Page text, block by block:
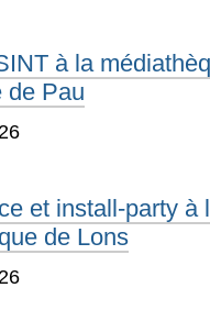
à la
de Pau
et install-party à
de Lons